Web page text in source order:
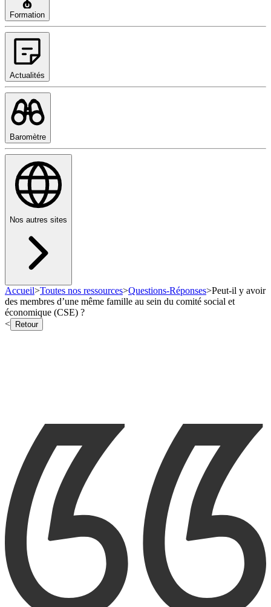
Formation
Actualités
Baromètre
Nos autres sites
Accueil>Toutes nos ressources>Questions-Réponses>Peut‑il y avoir
des membres d’une même famille au sein du comité social et
économique (CSE) ?
<
Retour